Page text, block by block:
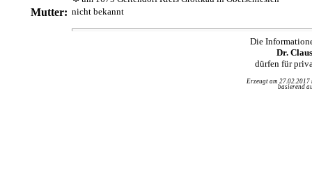
Mutter: nicht bekannt
Die
Dr.
dürfen für
Erzeugt am
basierend